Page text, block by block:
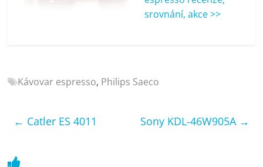
notebooky,
kávovary,
srovnání, akce >>
Kávovar espresso, Philips Saeco
← Catler ES 4011 Sony KDL-46W905A →